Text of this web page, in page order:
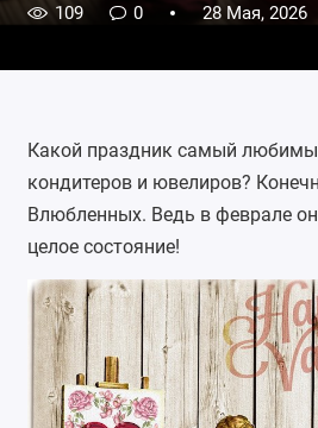
109 0 28 Мая, 2026
Какой праздник самый
кондитеров и ювелиров?
Влюбленных. Ведь в феврале
целое состояние!